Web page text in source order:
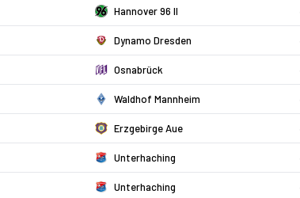
Hannover 96 II
Dynamo Dresden
Osnabrück
Waldhof Mannheim
Erzgebirge Aue
Unterhaching
Unterhaching